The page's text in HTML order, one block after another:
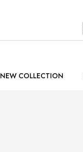
NEW COLLECTION